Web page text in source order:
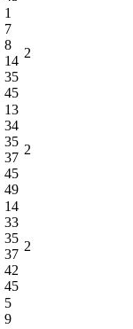
1
7
8
14
35
45
2
13
34
35
37
45
49
2
14
33
35
37
42
45
2
5
9